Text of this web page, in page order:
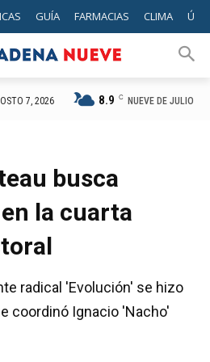
GUÍA FARMACIAS CLIMA
7, 2026 8.9 C NUEVE DE JULIO
busca
la cuarta
radical 'Evolución' se hizo
coordinó Ignacio 'Nacho'